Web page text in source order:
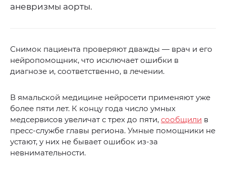
аневризмы аорты.
Снимок пациента проверяют дважды — врач и его
нейропомощник, что исключает ошибки в
диагнозе и, соответственно, в лечении.
В ямальской медицине нейросети применяют уже
более пяти лет. К концу года число умных
медсервисов увеличат с трех до пяти, сообщили в
пресс-службе главы региона. Умные помощники не
устают, у них не бывает ошибок из-за
невнимательности.